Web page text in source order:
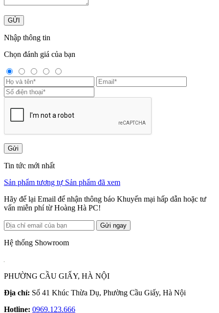
GỬI
Nhập thông tin
Chọn đánh giá của bạn
Gửi
Tin tức mới nhất
Sản phẩm tương tự Sản phẩm đã xem
Hãy để lại Email để nhận thông báo Khuyến mại hấp dẫn hoặc tư
vấn miễn phí từ Hoàng Hà PC!
Gửi ngay
Hệ thống Showroom
PHƯỜNG CẦU GIẤY, HÀ NỘI
Địa chỉ: Số 41 Khúc Thừa Dụ, Phường Cầu Giấy, Hà Nội
Hotline: 0969.123.666